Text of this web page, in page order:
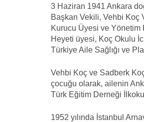
3 Haziran 1941 Ankara
Başkan Vekili, Vehbi Koç
Kurucu Üyesi ve Yönetim
Heyeti üyesi, Koç Okulu
Türkiye Aile Sağlığı ve
Vehbi Koç ve Sadberk
çocuğu olarak, ailenin
Türk Eğitim Derneği
1952 yılında İstanbul